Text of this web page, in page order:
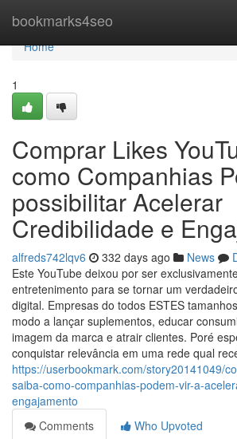
bookmarks4seo
Home
Home
1
Comprar Likes
como Companhias
possibilitar Acelerar
Credibilidade e
alfreds742lqv6 332 days ago News
Este YouTube deixou por ser
entretenimento para se tornar um
digital. Empresas do todos ESTES
modo a lançar suplementos, educar
imagem da marca e atrair clientes. Poré
conquistar relevância em uma rede qual
https://userbookmark.com/story20141049/
saiba-como-companhias-podem-vir-a-
engajamento
Comments
Who Upvoted